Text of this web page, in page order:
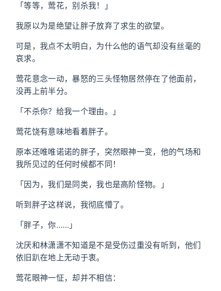
「等等，莺花，别杀我！」
我原以为是绝望让胖子放弃了求生的欲望。
可是，我点不太明白，为什么他的语气却没有丝毫的
哀求。
莺花意念一动，暴怒的三头怪物居然停在了他面前，
没再上前半分。
「不杀你？给我一个理由。」
莺花饶有意味地看着胖子。
原本还唯唯诺诺的胖子，突然眼神一变，他的气场和
我所见过的任何时候都不同！
「因为，我们是同类，我也是高阶怪物。」
听到胖子这样说，我彻底懵了。
「胖子，你……」
沈厌和林潇潇不知道是不是受伤过重没有听到，他们
依旧趴在地上无动于衷。
莺花眼神一怔，却并不相信：